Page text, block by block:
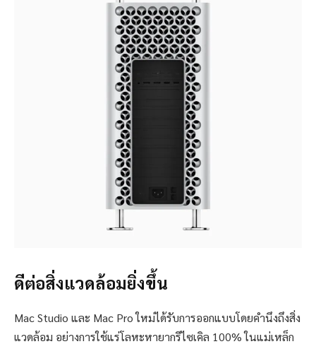
ดีต่อสิ่งแวดล้อมยิ่งขึ้น
Mac Studio และ Mac Pro ใหม่ได้รับการออกแบบโดยคำนึงถึงสิ่ง
แวดล้อม อย่างการใช้แร่โลหะหายากรีไซเคิล 100% ในแม่เหล็ก